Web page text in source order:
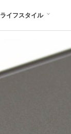
ライフスタイル